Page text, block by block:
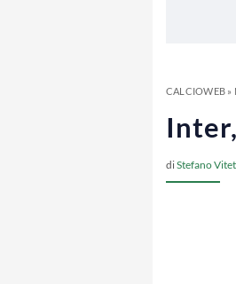
CALCIOWEB»
diStefano